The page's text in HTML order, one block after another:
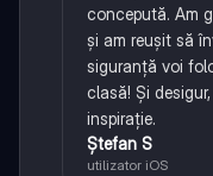
concepută. Am
și am reușit să
siguranță voi
clasă! Și
inspirație.
Ștefan S
utilizator iOS